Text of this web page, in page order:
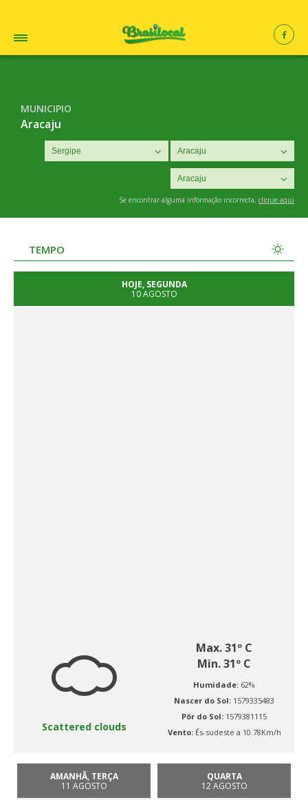
MUNICIPIO
Aracaju
Se encontrar alguma informação incorrecta, clique aqui
TEMPO
HOJE, SEGUNDA
10 AGOSTO
Scattered clouds
Max. 31º C
Min. 31º C
Humidade: 62%
Nascer do Sol: 1579335483
Pôr do Sol: 1579381115
Vento: És-sudeste a 10.78Km/h
AMANHÃ, TERÇA
11 AGOSTO
QUARTA
12 AGOSTO